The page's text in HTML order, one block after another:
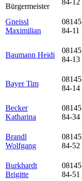
Bürgermeister
84-12
Gneissl
Maximilian
08145
84-11
Baumann Heidi
08145
84-13
Bayer Tim
08145
84-14
Becker
Katharina
08145
84-34
Brandl
Wolfgang
08145
84-52
Burkhardt
Brigitte
08145
84-51